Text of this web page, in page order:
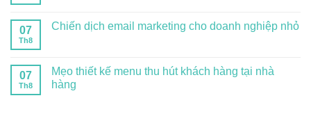
07
Th8
Chiến dịch email marketing cho doanh nghiệp nhỏ
07
Th8
Mẹo thiết kế menu thu hút khách hàng tại nhà
hàng